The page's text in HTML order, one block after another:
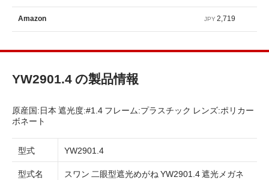
Amazon JPY 2,719
YW2901.4 の製品情報
原産国:日本 遮光度:#1.4 フレーム:プラスチック レンズ:ポリカー
ボネート
型式
YW2901.4
型式名
スワン 二眼型遮光めがね YW2901.4 遮光メガネ